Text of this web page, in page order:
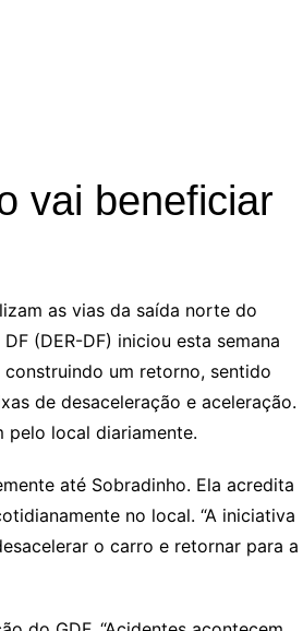
vai beneficiar
as vias da saída norte do
(DER-DF) iniciou esta semana
um retorno, sentido
de desaceleração e aceleração.
pelo local diariamente.
até Sobradinho. Ela acredita
no local. “A iniciativa
o carro e retornar para a